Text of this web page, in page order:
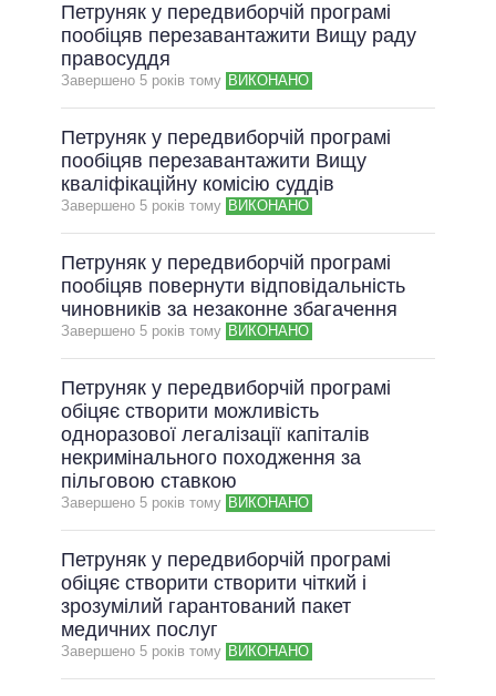
ВСІ ПЕРСОНИ
НЕВИКОНАНІ ОБІЦЯНКИ
ВСІ ОБІЦЯНКИ
АРХІВНІ ОБІЦЯНКИ
Петруняк у передвиборчій програмі
пообіцяв перезавантажити Вищу раду
правосуддя
Завершено 5 рокiв тому ВИКОНАНО
Петруняк у передвиборчій програмі
пообіцяв перезавантажити Вищу
кваліфікаційну комісію суддів
Завершено 5 рокiв тому ВИКОНАНО
Петруняк у передвиборчій програмі
пообіцяв повернути відповідальність
чиновників за незаконне збагачення
Завершено 5 рокiв тому ВИКОНАНО
Петруняк у передвиборчій програмі
обіцяє створити можливість
одноразової легалізації капіталів
некримінального походження за
пільговою ставкою
Завершено 5 рокiв тому ВИКОНАНО
Петруняк у передвиборчій програмі
обіцяє створити створити чіткий і
зрозумілий гарантований пакет
медичних послуг
Завершено 5 рокiв тому ВИКОНАНО